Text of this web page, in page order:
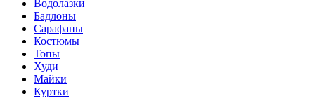
Водолазки
Бадлоны
Сарафаны
Костюмы
Топы
Худи
Майки
Куртки